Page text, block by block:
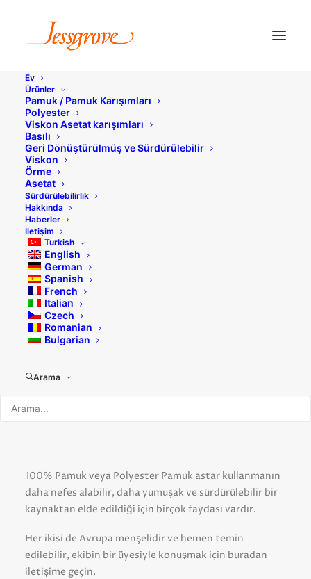
Ev
Ürünler
Pamuk / Pamuk Karışımları
Polyester
Viskon Asetat karışımları
Basılı
Geri Dönüştürülmüş ve Sürdürülebilir
Viskon
Örme
Asetat
Sürdürülebilirlik
Hakkında
Haberler
İletişim
Turkish
English
German
Spanish
French
Italian
Czech
Romanian
Bulgarian
Arama
Pamuk ve Pamuk Karışımları artık
mevcut!
Polyester / Pamuk serileri sunabiliyoruz, bu astarların
100% Pamuk veya Polyester Pamuk astar kullanmanın
daha nefes alabilir, daha yumuşak ve sürdürülebilir bir
kaynaktan elde edildiği için birçok faydası vardır.
Her ikisi de Avrupa menşelidir ve hemen temin
edilebilir, ekibin bir üyesiyle konuşmak için buradan
iletişime geçin.